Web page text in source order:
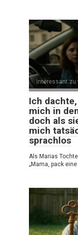
Interessant zu
Ich
mich in
doch als
mich
sprachlos
Als Marias
„Mama, pack